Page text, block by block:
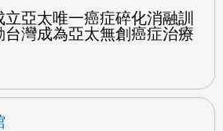
亞太唯一癌症碎化消融訓
台灣成為亞太無創癌症治療